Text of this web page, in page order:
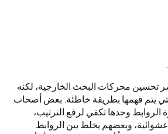
تحسين محركات البحث الخارجية، لكنه
يتم فهمها بطريقة خاطئة. بعض أصحاب
الروابط وحدها تكفي لرفع الترتيب،
وبعضهم يخلط بين الروابط